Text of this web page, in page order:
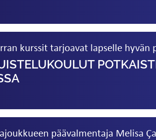
kurssit tarjoavat lapselle hyvän
päävalmentaja Melisa